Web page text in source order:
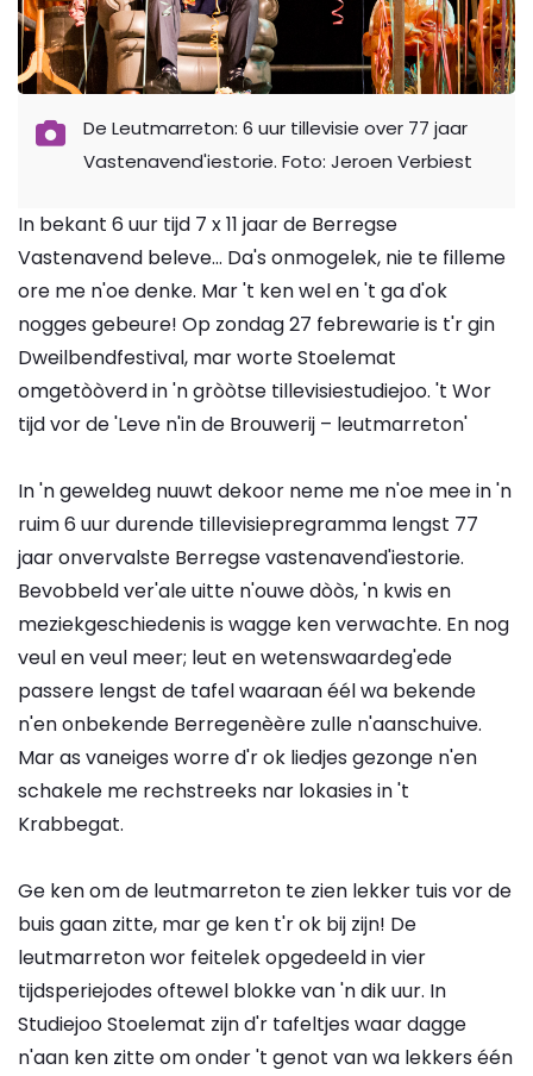
De Leutmarreton: 6 uur tillevisie over 77 jaar
Vastenavend'iestorie. Foto: Jeroen Verbiest
In bekant 6 uur tijd 7 x 11 jaar de Berregse
Vastenavend beleve... Da's onmogelek, nie te filleme
ore me n'oe denke. Mar 't ken wel en 't ga d'ok
nogges gebeure! Op zondag 27 febrewarie is t'r gin
Dweilbendfestival, mar worte Stoelemat
omgetòòverd in 'n gròòtse tillevisiestudiejoo. 't Wor
tijd vor de 'Leve n'in de Brouwerij – leutmarreton'
In 'n geweldeg nuuwt dekoor neme me n'oe mee in 'n
ruim 6 uur durende tillevisiepregramma lengst 77
jaar onvervalste Berregse vastenavend'iestorie.
Bevobbeld ver'ale uitte n'ouwe dòòs, 'n kwis en
meziekgeschiedenis is wagge ken verwachte. En nog
veul en veul meer; leut en wetenswaardeg'ede
passere lengst de tafel waaraan éél wa bekende
n'en onbekende Berregenèère zulle n'aanschuive.
Mar as vaneiges worre d'r ok liedjes gezonge n'en
schakele me rechstreeks nar lokasies in 't
Krabbegat.
Ge ken om de leutmarreton te zien lekker tuis vor de
buis gaan zitte, mar ge ken t'r ok bij zijn! De
leutmarreton wor feitelek opgedeeld in vier
tijdsperiejodes oftewel blokke van 'n dik uur. In
Studiejoo Stoelemat zijn d'r tafeltjes waar dagge
n'aan ken zitte om onder 't genot van wa lekkers één